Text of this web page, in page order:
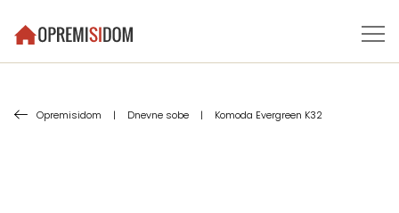
Opremisidom | Dnevne sobe | Komoda Evergreen K32